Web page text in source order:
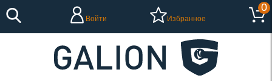
Войти Избранное
0